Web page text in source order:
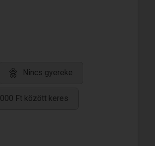
Nincs gyereke
Ft között keres